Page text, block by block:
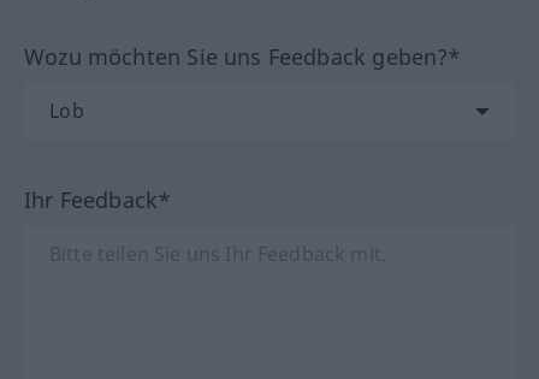
Wozu möchten Sie uns Feedback geben?*
Ihr Feedback*